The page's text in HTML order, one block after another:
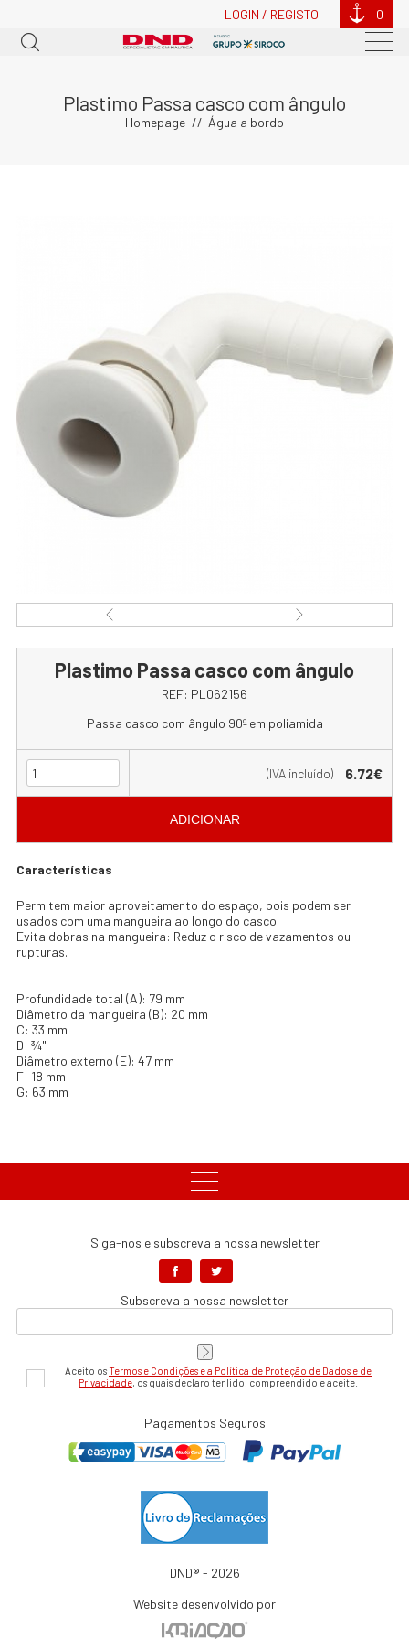
LOGIN / REGISTO 0
Plastimo Passa casco com ângulo
Homepage Água a bordo
Plastimo Passa casco com ângulo
REF: PL062156
Passa casco com ângulo 90º em poliamida
(IVA incluído) 6.72€
ADICIONAR
Características
Permitem maior aproveitamento do espaço, pois podem ser
usados com uma mangueira ao longo do casco.
Evita dobras na mangueira: Reduz o risco de vazamentos ou
rupturas.
Profundidade total (A): 79 mm
Diâmetro da mangueira (B): 20 mm
C: 33 mm
D: ¾"
Diâmetro externo (E): 47 mm
F: 18 mm
G: 63 mm
Siga-nos e subscreva a nossa newsletter
Subscreva a nossa newsletter
Aceito osTermos e Condições e a Política de Proteção de Dados e de
Privacidade, os quais declaro ter lido, compreendido e aceite.
Pagamentos Seguros
DND® - 2026
Website desenvolvido por